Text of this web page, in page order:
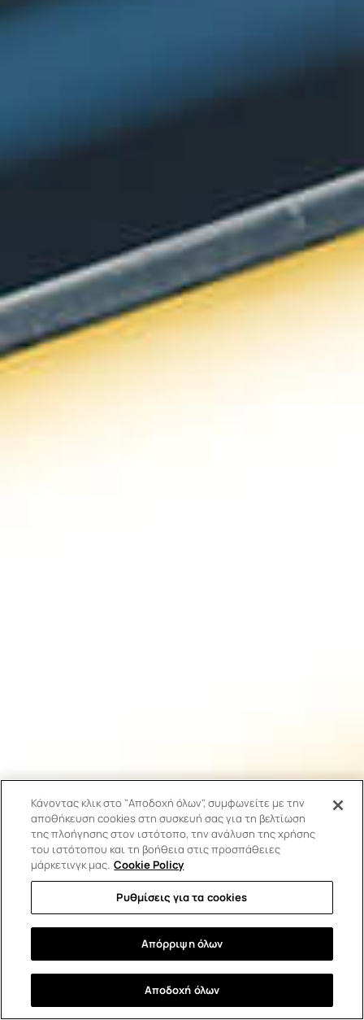
Κάνοντας κλικ στο "Αποδοχή όλων", συμφωνείτε με την
αποθήκευση cookies στη συσκευή σας για τη βελτίωση
της πλοήγησης στον ιστότοπο, την ανάλυση της χρήσης
του ιστότοπου και τη βοήθεια στις προσπάθειες
μάρκετινγκ μας. Cookie Policy
Ρυθμίσεις για τα cookies
Απόρριψη όλων
Αποδοχή όλων